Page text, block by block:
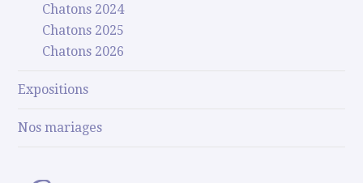
Chatons 2024
Chatons 2025
Chatons 2026
Expositions
Nos mariages